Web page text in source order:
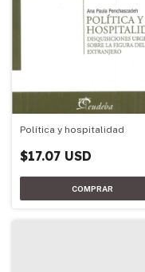
Política y hospitalidad
$17.07 USD